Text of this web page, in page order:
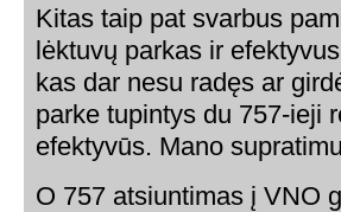
Kitas taip pat svarbus
lėktuvų parkas ir
kas dar nesu radęs ar
parke tupintys du 757-ieji
efektyvūs. Mano
O 757 atsiuntimas į VNO